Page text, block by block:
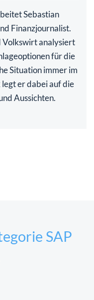
Sebastian
Finanzjournalist.
Volkswirt analysiert
für die
Situation immer im
er dabei auf die
Aussichten.
SAP